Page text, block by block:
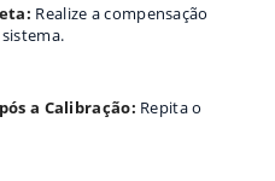
Realize a compensação
a Calibração: Repita o